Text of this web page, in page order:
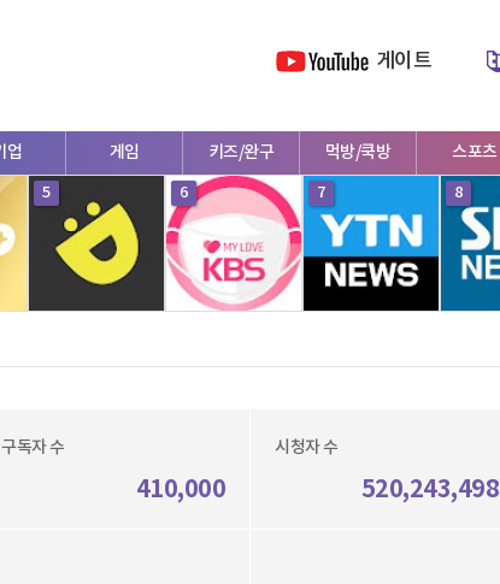
게이트
업 게임 키즈/완구 먹방/쿡방 스포츠
5 6 7 8
구독자 수
410,000
시청자 수
520,243,498